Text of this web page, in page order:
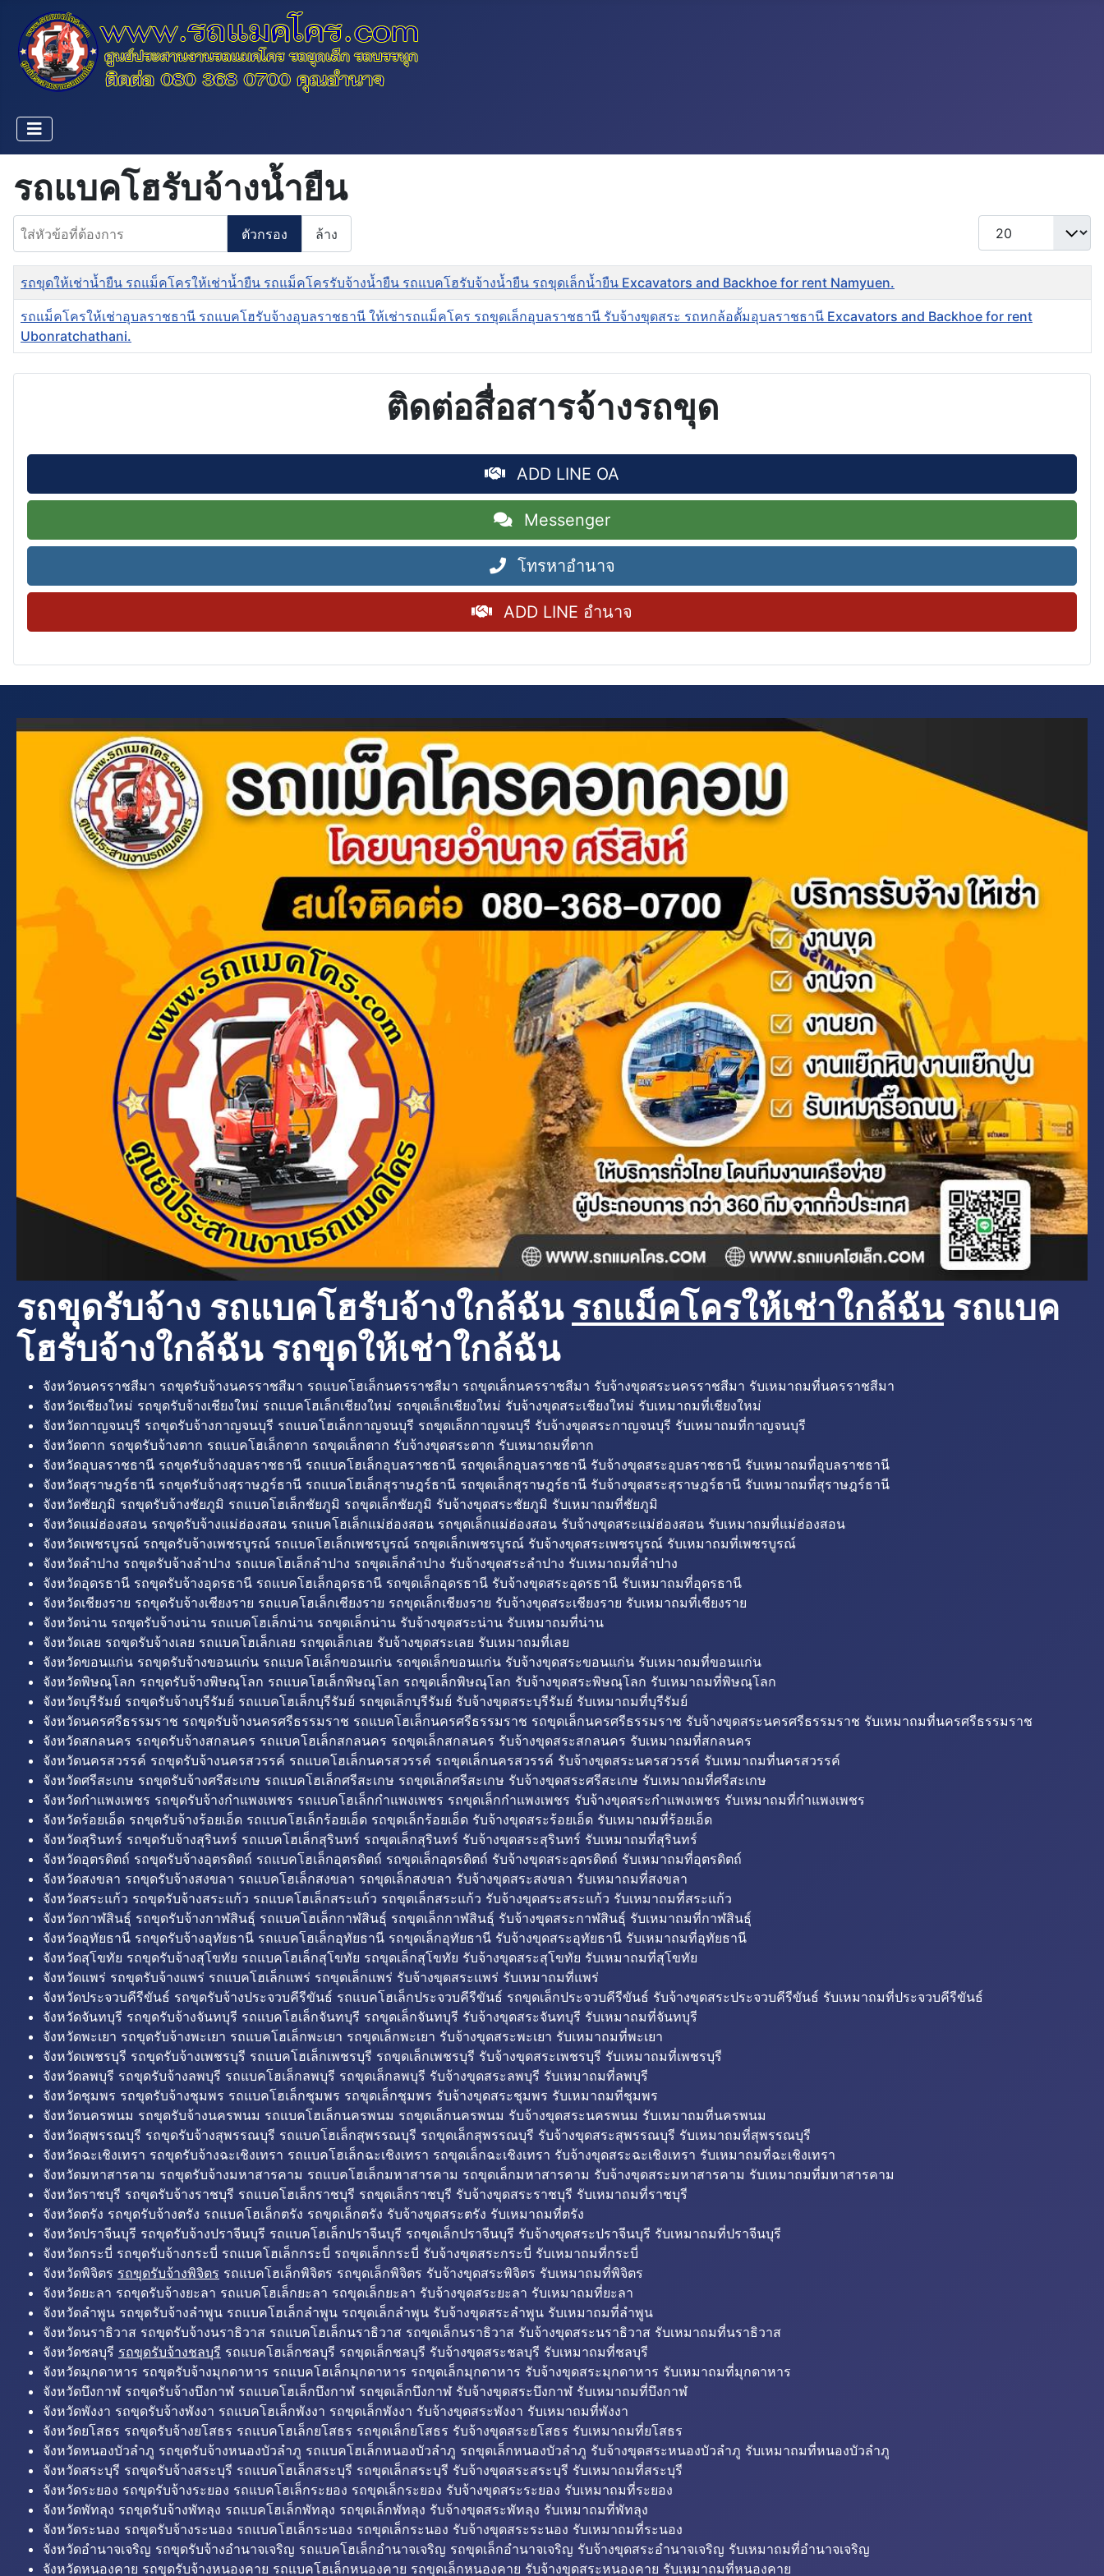
รถแบคโฮรับจ้างน้ำยืน
ใส่หัวข้อที่ต้องการ
ตัวกรอง ล้าง
แสดง #
ชื่อ
รถขุดให้เช่าน้ำยืน รถแม็คโครให้เช่าน้ำยืน รถแม็คโครรับจ้างน้ำยืน รถแบคโฮรับจ้างน้ำยืน รถขุดเล็กน้ำยืน Excavators and Backhoe for rent Namyuen.
รถแม็คโครให้เช่าอุบลราชธานี รถแบคโฮรับจ้างอุบลราชธานี ให้เช่ารถแม็คโคร รถขุดเล็กอุบลราชธานี รับจ้างขุดสระ รถหกล้อดั้มอุบลราชธานี Excavators and Backhoe for rent
Ubonratchathani.
ติดต่อสื่อสารจ้างรถขุด
ADD LINE OA
Messenger
โทรหาอำนาจ
ADD LINE อำนาจ
รถขุดรับจ้าง รถแบคโฮรับจ้างใกล้ฉัน รถแม็คโครให้เช่าใกล้ฉันรถแบค
โฮรับจ้างใกล้ฉัน รถขุดให้เช่าใกล้ฉัน
จังหวัดนครราชสีมา รถขุดรับจ้างนครราชสีมา รถแบคโฮเล็กนครราชสีมา รถขุดเล็กนครราชสีมา รับจ้างขุดสระนครราชสีมา รับเหมาถมที่นครราชสีมา
จังหวัดเชียงใหม่ รถขุดรับจ้างเชียงใหม่ รถแบคโฮเล็กเชียงใหม่ รถขุดเล็กเชียงใหม่ รับจ้างขุดสระเชียงใหม่ รับเหมาถมที่เชียงใหม่
จังหวัดกาญจนบุรี รถขุดรับจ้างกาญจนบุรี รถแบคโฮเล็กกาญจนบุรี รถขุดเล็กกาญจนบุรี รับจ้างขุดสระกาญจนบุรี รับเหมาถมที่กาญจนบุรี
จังหวัดตาก รถขุดรับจ้างตาก รถแบคโฮเล็กตาก รถขุดเล็กตาก รับจ้างขุดสระตาก รับเหมาถมที่ตาก
จังหวัดอุบลราชธานี รถขุดรับจ้างอุบลราชธานี รถแบคโฮเล็กอุบลราชธานี รถขุดเล็กอุบลราชธานี รับจ้างขุดสระอุบลราชธานี รับเหมาถมที่อุบลราชธานี
จังหวัดสุราษฎร์ธานี รถขุดรับจ้างสุราษฎร์ธานี รถแบคโฮเล็กสุราษฎร์ธานี รถขุดเล็กสุราษฎร์ธานี รับจ้างขุดสระสุราษฎร์ธานี รับเหมาถมที่สุราษฎร์ธานี
จังหวัดชัยภูมิ รถขุดรับจ้างชัยภูมิ รถแบคโฮเล็กชัยภูมิ รถขุดเล็กชัยภูมิ รับจ้างขุดสระชัยภูมิ รับเหมาถมที่ชัยภูมิ
จังหวัดแม่ฮ่องสอน รถขุดรับจ้างแม่ฮ่องสอน รถแบคโฮเล็กแม่ฮ่องสอน รถขุดเล็กแม่ฮ่องสอน รับจ้างขุดสระแม่ฮ่องสอน รับเหมาถมที่แม่ฮ่องสอน
จังหวัดเพชรบูรณ์ รถขุดรับจ้างเพชรบูรณ์ รถแบคโฮเล็กเพชรบูรณ์ รถขุดเล็กเพชรบูรณ์ รับจ้างขุดสระเพชรบูรณ์ รับเหมาถมที่เพชรบูรณ์
จังหวัดลำปาง รถขุดรับจ้างลำปาง รถแบคโฮเล็กลำปาง รถขุดเล็กลำปาง รับจ้างขุดสระลำปาง รับเหมาถมที่ลำปาง
จังหวัดอุดรธานี รถขุดรับจ้างอุดรธานี รถแบคโฮเล็กอุดรธานี รถขุดเล็กอุดรธานี รับจ้างขุดสระอุดรธานี รับเหมาถมที่อุดรธานี
จังหวัดเชียงราย รถขุดรับจ้างเชียงราย รถแบคโฮเล็กเชียงราย รถขุดเล็กเชียงราย รับจ้างขุดสระเชียงราย รับเหมาถมที่เชียงราย
จังหวัดน่าน รถขุดรับจ้างน่าน รถแบคโฮเล็กน่าน รถขุดเล็กน่าน รับจ้างขุดสระน่าน รับเหมาถมที่น่าน
จังหวัดเลย รถขุดรับจ้างเลย รถแบคโฮเล็กเลย รถขุดเล็กเลย รับจ้างขุดสระเลย รับเหมาถมที่เลย
จังหวัดขอนแก่น รถขุดรับจ้างขอนแก่น รถแบคโฮเล็กขอนแก่น รถขุดเล็กขอนแก่น รับจ้างขุดสระขอนแก่น รับเหมาถมที่ขอนแก่น
จังหวัดพิษณุโลก รถขุดรับจ้างพิษณุโลก รถแบคโฮเล็กพิษณุโลก รถขุดเล็กพิษณุโลก รับจ้างขุดสระพิษณุโลก รับเหมาถมที่พิษณุโลก
จังหวัดบุรีรัมย์ รถขุดรับจ้างบุรีรัมย์ รถแบคโฮเล็กบุรีรัมย์ รถขุดเล็กบุรีรัมย์ รับจ้างขุดสระบุรีรัมย์ รับเหมาถมที่บุรีรัมย์
จังหวัดนครศรีธรรมราช รถขุดรับจ้างนครศรีธรรมราช รถแบคโฮเล็กนครศรีธรรมราช รถขุดเล็กนครศรีธรรมราช รับจ้างขุดสระนครศรีธรรมราช รับเหมาถมที่นครศรีธรรมราช
จังหวัดสกลนคร รถขุดรับจ้างสกลนคร รถแบคโฮเล็กสกลนคร รถขุดเล็กสกลนคร รับจ้างขุดสระสกลนคร รับเหมาถมที่สกลนคร
จังหวัดนครสวรรค์ รถขุดรับจ้างนครสวรรค์ รถแบคโฮเล็กนครสวรรค์ รถขุดเล็กนครสวรรค์ รับจ้างขุดสระนครสวรรค์ รับเหมาถมที่นครสวรรค์
จังหวัดศรีสะเกษ รถขุดรับจ้างศรีสะเกษ รถแบคโฮเล็กศรีสะเกษ รถขุดเล็กศรีสะเกษ รับจ้างขุดสระศรีสะเกษ รับเหมาถมที่ศรีสะเกษ
จังหวัดกำแพงเพชร รถขุดรับจ้างกำแพงเพชร รถแบคโฮเล็กกำแพงเพชร รถขุดเล็กกำแพงเพชร รับจ้างขุดสระกำแพงเพชร รับเหมาถมที่กำแพงเพชร
จังหวัดร้อยเอ็ด รถขุดรับจ้างร้อยเอ็ด รถแบคโฮเล็กร้อยเอ็ด รถขุดเล็กร้อยเอ็ด รับจ้างขุดสระร้อยเอ็ด รับเหมาถมที่ร้อยเอ็ด
จังหวัดสุรินทร์ รถขุดรับจ้างสุรินทร์ รถแบคโฮเล็กสุรินทร์ รถขุดเล็กสุรินทร์ รับจ้างขุดสระสุรินทร์ รับเหมาถมที่สุรินทร์
จังหวัดอุตรดิตถ์ รถขุดรับจ้างอุตรดิตถ์ รถแบคโฮเล็กอุตรดิตถ์ รถขุดเล็กอุตรดิตถ์ รับจ้างขุดสระอุตรดิตถ์ รับเหมาถมที่อุตรดิตถ์
จังหวัดสงขลา รถขุดรับจ้างสงขลา รถแบคโฮเล็กสงขลา รถขุดเล็กสงขลา รับจ้างขุดสระสงขลา รับเหมาถมที่สงขลา
จังหวัดสระแก้ว รถขุดรับจ้างสระแก้ว รถแบคโฮเล็กสระแก้ว รถขุดเล็กสระแก้ว รับจ้างขุดสระสระแก้ว รับเหมาถมที่สระแก้ว
จังหวัดกาฬสินธุ์ รถขุดรับจ้างกาฬสินธุ์ รถแบคโฮเล็กกาฬสินธุ์ รถขุดเล็กกาฬสินธุ์ รับจ้างขุดสระกาฬสินธุ์ รับเหมาถมที่กาฬสินธุ์
จังหวัดอุทัยธานี รถขุดรับจ้างอุทัยธานี รถแบคโฮเล็กอุทัยธานี รถขุดเล็กอุทัยธานี รับจ้างขุดสระอุทัยธานี รับเหมาถมที่อุทัยธานี
จังหวัดสุโขทัย รถขุดรับจ้างสุโขทัย รถแบคโฮเล็กสุโขทัย รถขุดเล็กสุโขทัย รับจ้างขุดสระสุโขทัย รับเหมาถมที่สุโขทัย
จังหวัดแพร่ รถขุดรับจ้างแพร่ รถแบคโฮเล็กแพร่ รถขุดเล็กแพร่ รับจ้างขุดสระแพร่ รับเหมาถมที่แพร่
จังหวัดประจวบคีรีขันธ์ รถขุดรับจ้างประจวบคีรีขันธ์ รถแบคโฮเล็กประจวบคีรีขันธ์ รถขุดเล็กประจวบคีรีขันธ์ รับจ้างขุดสระประจวบคีรีขันธ์ รับเหมาถมที่ประจวบคีรีขันธ์
จังหวัดจันทบุรี รถขุดรับจ้างจันทบุรี รถแบคโฮเล็กจันทบุรี รถขุดเล็กจันทบุรี รับจ้างขุดสระจันทบุรี รับเหมาถมที่จันทบุรี
จังหวัดพะเยา รถขุดรับจ้างพะเยา รถแบคโฮเล็กพะเยา รถขุดเล็กพะเยา รับจ้างขุดสระพะเยา รับเหมาถมที่พะเยา
จังหวัดเพชรบุรี รถขุดรับจ้างเพชรบุรี รถแบคโฮเล็กเพชรบุรี รถขุดเล็กเพชรบุรี รับจ้างขุดสระเพชรบุรี รับเหมาถมที่เพชรบุรี
จังหวัดลพบุรี รถขุดรับจ้างลพบุรี รถแบคโฮเล็กลพบุรี รถขุดเล็กลพบุรี รับจ้างขุดสระลพบุรี รับเหมาถมที่ลพบุรี
จังหวัดชุมพร รถขุดรับจ้างชุมพร รถแบคโฮเล็กชุมพร รถขุดเล็กชุมพร รับจ้างขุดสระชุมพร รับเหมาถมที่ชุมพร
จังหวัดนครพนม รถขุดรับจ้างนครพนม รถแบคโฮเล็กนครพนม รถขุดเล็กนครพนม รับจ้างขุดสระนครพนม รับเหมาถมที่นครพนม
จังหวัดสุพรรณบุรี รถขุดรับจ้างสุพรรณบุรี รถแบคโฮเล็กสุพรรณบุรี รถขุดเล็กสุพรรณบุรี รับจ้างขุดสระสุพรรณบุรี รับเหมาถมที่สุพรรณบุรี
จังหวัดฉะเชิงเทรา รถขุดรับจ้างฉะเชิงเทรา รถแบคโฮเล็กฉะเชิงเทรา รถขุดเล็กฉะเชิงเทรา รับจ้างขุดสระฉะเชิงเทรา รับเหมาถมที่ฉะเชิงเทรา
จังหวัดมหาสารคาม รถขุดรับจ้างมหาสารคาม รถแบคโฮเล็กมหาสารคาม รถขุดเล็กมหาสารคาม รับจ้างขุดสระมหาสารคาม รับเหมาถมที่มหาสารคาม
จังหวัดราชบุรี รถขุดรับจ้างราชบุรี รถแบคโฮเล็กราชบุรี รถขุดเล็กราชบุรี รับจ้างขุดสระราชบุรี รับเหมาถมที่ราชบุรี
จังหวัดตรัง รถขุดรับจ้างตรัง รถแบคโฮเล็กตรัง รถขุดเล็กตรัง รับจ้างขุดสระตรัง รับเหมาถมที่ตรัง
จังหวัดปราจีนบุรี รถขุดรับจ้างปราจีนบุรี รถแบคโฮเล็กปราจีนบุรี รถขุดเล็กปราจีนบุรี รับจ้างขุดสระปราจีนบุรี รับเหมาถมที่ปราจีนบุรี
จังหวัดกระบี่ รถขุดรับจ้างกระบี่ รถแบคโฮเล็กกระบี่ รถขุดเล็กกระบี่ รับจ้างขุดสระกระบี่ รับเหมาถมที่กระบี่
จังหวัดพิจิตร รถขุดรับจ้างพิจิตร รถแบคโฮเล็กพิจิตร รถขุดเล็กพิจิตร รับจ้างขุดสระพิจิตร รับเหมาถมที่พิจิตร
จังหวัดยะลา รถขุดรับจ้างยะลา รถแบคโฮเล็กยะลา รถขุดเล็กยะลา รับจ้างขุดสระยะลา รับเหมาถมที่ยะลา
จังหวัดลำพูน รถขุดรับจ้างลำพูน รถแบคโฮเล็กลำพูน รถขุดเล็กลำพูน รับจ้างขุดสระลำพูน รับเหมาถมที่ลำพูน
จังหวัดนราธิวาส รถขุดรับจ้างนราธิวาส รถแบคโฮเล็กนราธิวาส รถขุดเล็กนราธิวาส รับจ้างขุดสระนราธิวาส รับเหมาถมที่นราธิวาส
จังหวัดชลบุรี รถขุดรับจ้างชลบุรี รถแบคโฮเล็กชลบุรี รถขุดเล็กชลบุรี รับจ้างขุดสระชลบุรี รับเหมาถมที่ชลบุรี
จังหวัดมุกดาหาร รถขุดรับจ้างมุกดาหาร รถแบคโฮเล็กมุกดาหาร รถขุดเล็กมุกดาหาร รับจ้างขุดสระมุกดาหาร รับเหมาถมที่มุกดาหาร
จังหวัดบึงกาฬ รถขุดรับจ้างบึงกาฬ รถแบคโฮเล็กบึงกาฬ รถขุดเล็กบึงกาฬ รับจ้างขุดสระบึงกาฬ รับเหมาถมที่บึงกาฬ
จังหวัดพังงา รถขุดรับจ้างพังงา รถแบคโฮเล็กพังงา รถขุดเล็กพังงา รับจ้างขุดสระพังงา รับเหมาถมที่พังงา
จังหวัดยโสธร รถขุดรับจ้างยโสธร รถแบคโฮเล็กยโสธร รถขุดเล็กยโสธร รับจ้างขุดสระยโสธร รับเหมาถมที่ยโสธร
จังหวัดหนองบัวลำภู รถขุดรับจ้างหนองบัวลำภู รถแบคโฮเล็กหนองบัวลำภู รถขุดเล็กหนองบัวลำภู รับจ้างขุดสระหนองบัวลำภู รับเหมาถมที่หนองบัวลำภู
จังหวัดสระบุรี รถขุดรับจ้างสระบุรี รถแบคโฮเล็กสระบุรี รถขุดเล็กสระบุรี รับจ้างขุดสระสระบุรี รับเหมาถมที่สระบุรี
จังหวัดระยอง รถขุดรับจ้างระยอง รถแบคโฮเล็กระยอง รถขุดเล็กระยอง รับจ้างขุดสระระยอง รับเหมาถมที่ระยอง
จังหวัดพัทลุง รถขุดรับจ้างพัทลุง รถแบคโฮเล็กพัทลุง รถขุดเล็กพัทลุง รับจ้างขุดสระพัทลุง รับเหมาถมที่พัทลุง
จังหวัดระนอง รถขุดรับจ้างระนอง รถแบคโฮเล็กระนอง รถขุดเล็กระนอง รับจ้างขุดสระระนอง รับเหมาถมที่ระนอง
จังหวัดอำนาจเจริญ รถขุดรับจ้างอำนาจเจริญ รถแบคโฮเล็กอำนาจเจริญ รถขุดเล็กอำนาจเจริญ รับจ้างขุดสระอำนาจเจริญ รับเหมาถมที่อำนาจเจริญ
จังหวัดหนองคาย รถขุดรับจ้างหนองคาย รถแบคโฮเล็กหนองคาย รถขุดเล็กหนองคาย รับจ้างขุดสระหนองคาย รับเหมาถมที่หนองคาย